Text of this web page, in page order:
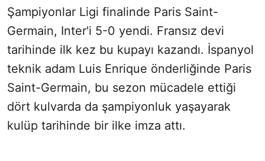
Şampiyonlar Ligi finalinde Paris Saint-
Germain, Inter'i 5-0 yendi. Fransız devi
tarihinde ilk kez bu kupayı kazandı. İspanyol
teknik adam Luis Enrique önderliğinde Paris
Saint-Germain, bu sezon mücadele ettiği
dört kulvarda da şampiyonluk yaşayarak
kulüp tarihinde bir ilke imza attı.